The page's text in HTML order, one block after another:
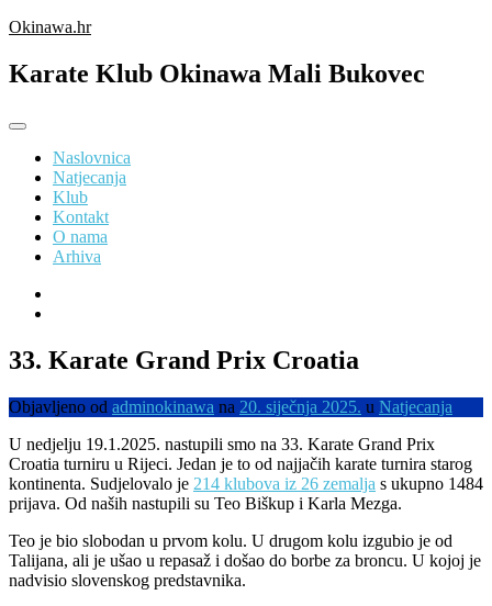
Preskoči
sadržaj
Okinawa.hr
Karate Klub Okinawa Mali Bukovec
Naslovnica
Natjecanja
Klub
Kontakt
O nama
Arhiva
33. Karate Grand Prix Croatia
Objavljeno od adminokinawa na 20. siječnja 2025. u Natjecanja
U nedjelju 19.1.2025. nastupili smo na 33. Karate Grand Prix
Croatia turniru u Rijeci. Jedan je to od najjačih karate turnira starog
kontinenta. Sudjelovalo je 214 klubova iz 26 zemalja s ukupno 1484
prijava. Od naših nastupili su Teo Biškup i Karla Mezga.
Teo je bio slobodan u prvom kolu. U drugom kolu izgubio je od
Talijana, ali je ušao u repasaž i došao do borbe za broncu. U kojoj je
nadvisio slovenskog predstavnika.